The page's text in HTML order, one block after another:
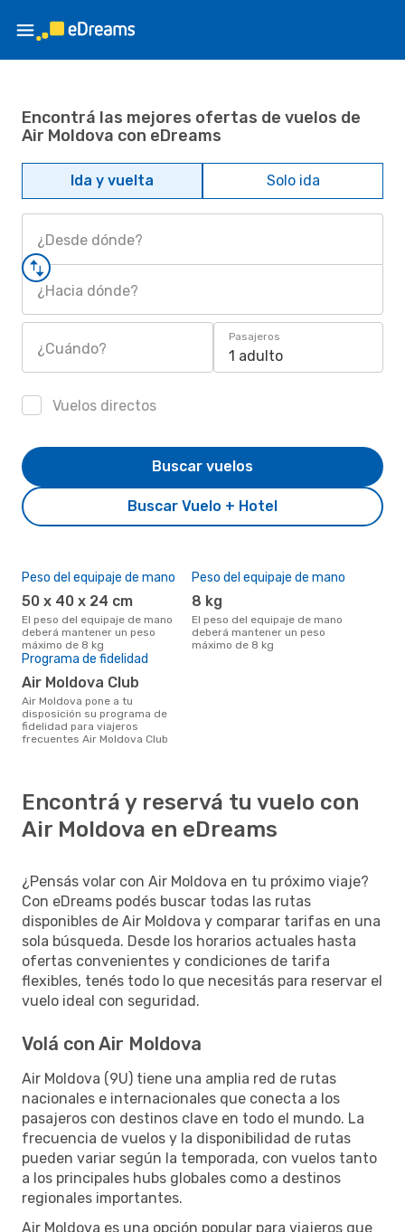
Encontrá las mejores ofertas de vuelos de
Air Moldova con eDreams
Ida y vuelta Solo ida
¿Desde dónde?
¿Hacia dónde?
¿Cuándo?
Pasajeros
1 adulto
Vuelos directos
Buscar Vuelo + Hotel
Buscar vuelos
Peso del equipaje de mano
50 x 40 x 24 cm
El peso del equipaje de mano
deberá mantener un peso
máximo de 8 kg
Peso del equipaje de mano
8 kg
El peso del equipaje de mano
deberá mantener un peso
máximo de 8 kg
Programa de fidelidad
Air Moldova Club
Air Moldova pone a tu
disposición su programa de
fidelidad para viajeros
frecuentes Air Moldova Club
Encontrá y reservá tu vuelo con
Air Moldova en eDreams
¿Pensás volar con Air Moldova en tu próximo viaje?
Con eDreams podés buscar todas las rutas
disponibles de Air Moldova y comparar tarifas en una
sola búsqueda. Desde los horarios actuales hasta
ofertas convenientes y condiciones de tarifa
flexibles, tenés todo lo que necesitás para reservar el
vuelo ideal con seguridad.
Volá con Air Moldova
Air Moldova (9U) tiene una amplia red de rutas
nacionales e internacionales que conecta a los
pasajeros con destinos clave en todo el mundo. La
frecuencia de vuelos y la disponibilidad de rutas
pueden variar según la temporada, con vuelos tanto
a los principales hubs globales como a destinos
regionales importantes.
Air Moldova es una opción popular para viajeros que